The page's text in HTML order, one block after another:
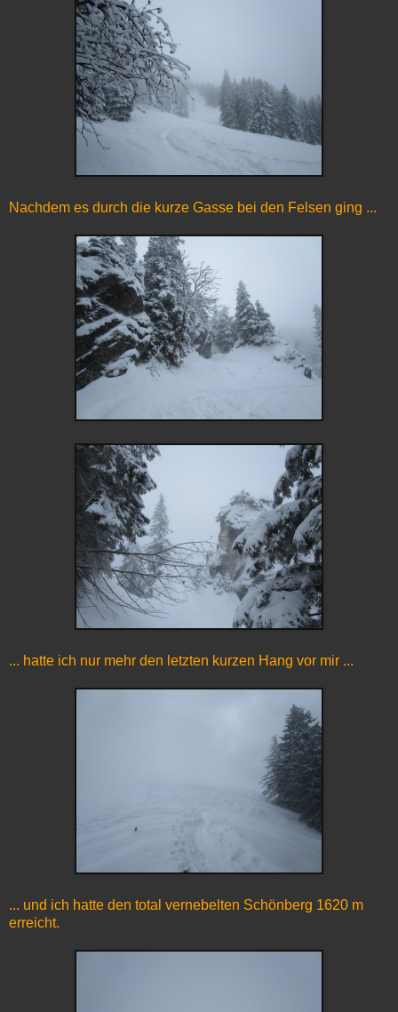
Nachdem es durch die kurze Gasse bei den Felsen ging ...
... hatte ich nur mehr den letzten kurzen Hang vor mir ...
... und ich hatte den total vernebelten Schönberg 1620 m
erreicht.